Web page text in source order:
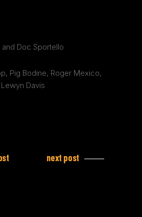
and Doc Sportello
Pig Bodine, Roger Mexico,
Davis
next post